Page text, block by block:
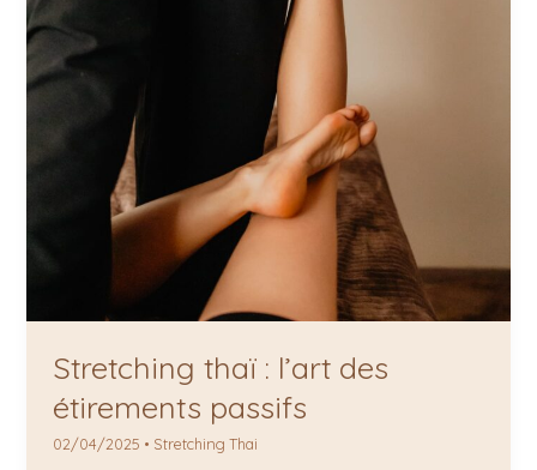
Stretching thaï : l’art des
étirements passifs
02/04/2025 • Stretching Thai